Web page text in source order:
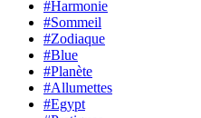
#Harmonie
#Sommeil
#Zodiaque
#Blue
#Planète
#Allumettes
#Egypt